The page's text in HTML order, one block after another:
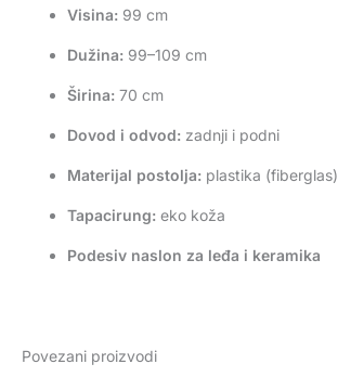
Visina: 99 cm
Dužina: 99–109 cm
Širina: 70 cm
Dovod i odvod: zadnji i podni
Materijal postolja: plastika (fiberglas)
Tapacirung: eko koža
Podesiv naslon za leđa i keramika
Povezani proizvodi